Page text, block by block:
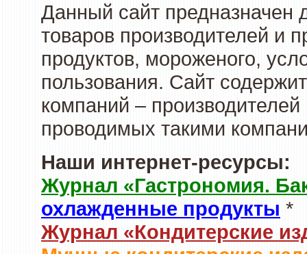
Данный сайт предназначен
товаров производителей и
продуктов, мороженого,
пользования. Сайт
компаний –
проводимых такими
Наши интернет-ресурсы:
Журнал «Гастрономия.
охлажденные продукты *
Журнал «Кондитерские